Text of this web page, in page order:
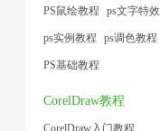
PS鼠绘教程 ps文字特效
ps实例教程 ps调色教程
PS基础教程
CorelDraw教程
CorelDraw入门教程